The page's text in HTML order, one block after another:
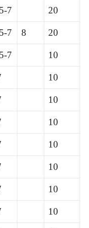
5-7 20
5-7 8 20
5-7 10
10
10
10
10
10
10
10